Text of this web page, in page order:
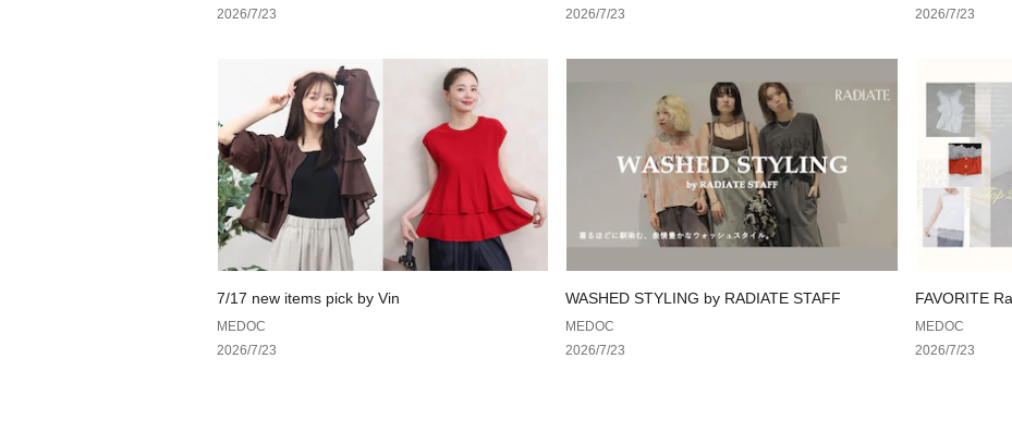
2026/7/23
2026/7/23
2026/7/23
7/17 new items pick by Vin
MEDOC
2026/7/23
WASHED STYLING by RADIATE STAFF
MEDOC
2026/7/23
FAVORITE
集まった、お
MEDOC
2026/7/23